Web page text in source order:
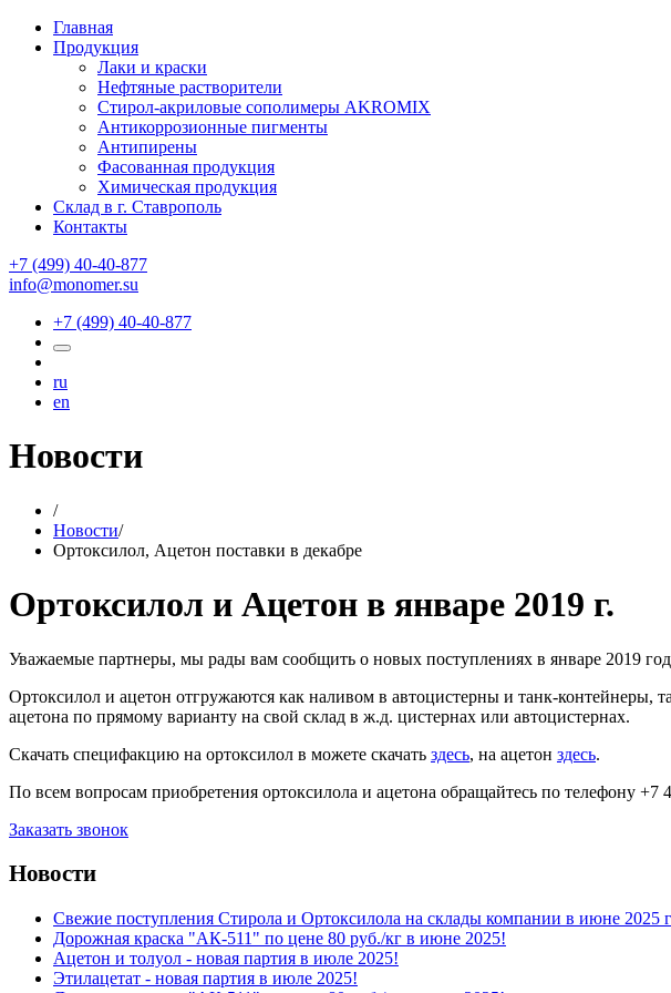
Главная
Продукция
Лаки и краски
Нефтяные растворители
Стирол-акриловые сополимеры AKROMIX
Антикоррозионные пигменты
Антипирены
Фасованная продукция
Химическая продукция
Склад в г. Ставрополь
Контакты
+7 (499) 40-40-877
info@monomer.su
+7 (499) 40-40-877
ru
en
Новости
/
Новости/
Ортоксилол, Ацетон поставки в декабре
Ортоксилол и Ацетон в январе 2019 г.
Уважаемые партнеры, мы рады вам сообщить о новых поступлениях в январе 2019
Ортоксилол и ацетон отгружаются как наливом в автоцистерны и танк-контейнеры,
ацетона по прямому варианту на свой склад в ж.д. цистернах или автоцистернах.
Скачать специфакцию на ортоксилол в можете скачать здесь, на ацетон здесь.
По всем вопросам приобретения ортоксилола и ацетона обращайтесь по
Заказать звонок
Новости
Свежие поступления Стирола и Ортоксилола на склады компании в июне 2025
Дорожная краска "АК-511" по цене 80 руб./кг в июне 2025!
Ацетон и толуол - новая партия в июле 2025!
Этилацетат - новая партия в июле 2025!